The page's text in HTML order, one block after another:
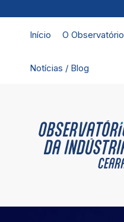
Início O Observatório
Notícias / Blog